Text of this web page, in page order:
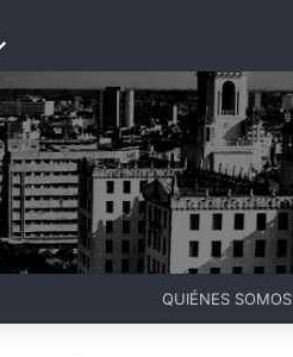
QUIÉNES SOMOS